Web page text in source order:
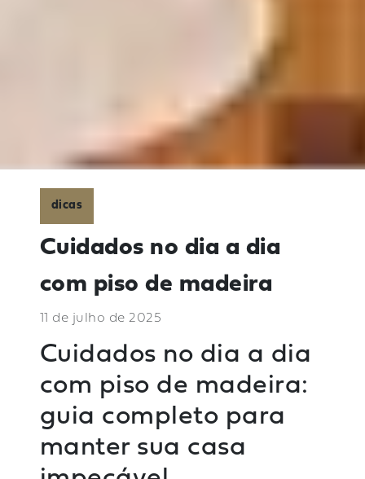
dicas
Cuidados no dia a dia
com piso de madeira
11 de julho de 2025
Cuidados no dia a dia
com piso de madeira:
guia completo para
manter sua casa